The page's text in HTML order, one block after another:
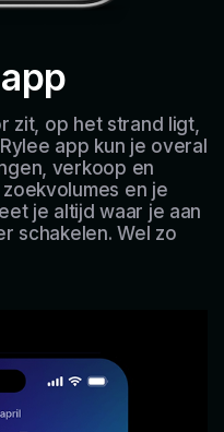
zit, op het strand ligt,
app kun je overal
verkoop en
en je
je altijd waar je aan
schakelen. Wel zo